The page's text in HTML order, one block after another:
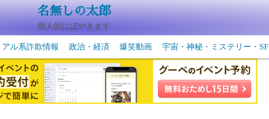
名無しの太郎
個人的にぼやきます
アル系詐欺情報 政治・経済 爆笑動画
動物系の爆笑動画
宇宙・神秘・ミステリー・SF
未確認生物・飛行物体
宇宙・ＳＦ